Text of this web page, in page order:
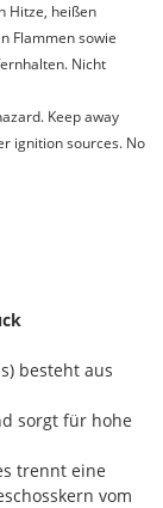
Hitze, heißen
Flammen sowie
Nicht
Keep away
ignition sources. No
besteht aus
sorgt für hohe
trennt eine
vom